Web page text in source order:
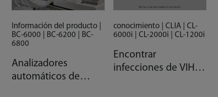
Información del producto |
BC-6000 | BC-6200 | BC-
6800
Analizadores
automáticos de
conocimiento | CLIA | CL-
6000i | CL-2000i | CL-1200i
Encontrar
infecciones de VIH